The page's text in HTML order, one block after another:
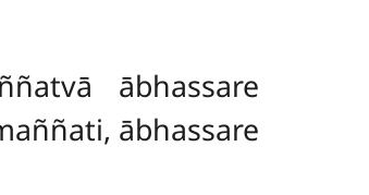
ābhassare
ābhassare